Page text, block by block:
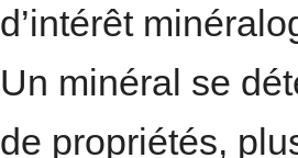
d’intérêt
Un minéral se
de propriétés,